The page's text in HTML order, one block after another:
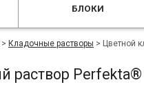
БЛОКИ
> Кладочные растворы > Цветной
раствор